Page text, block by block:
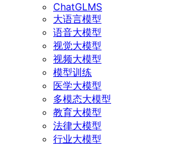
ChatGLMS
大语言模型
语音大模型
视觉大模型
视频大模型
模型训练
医学大模型
多模态大模型
教育大模型
法律大模型
行业大模型